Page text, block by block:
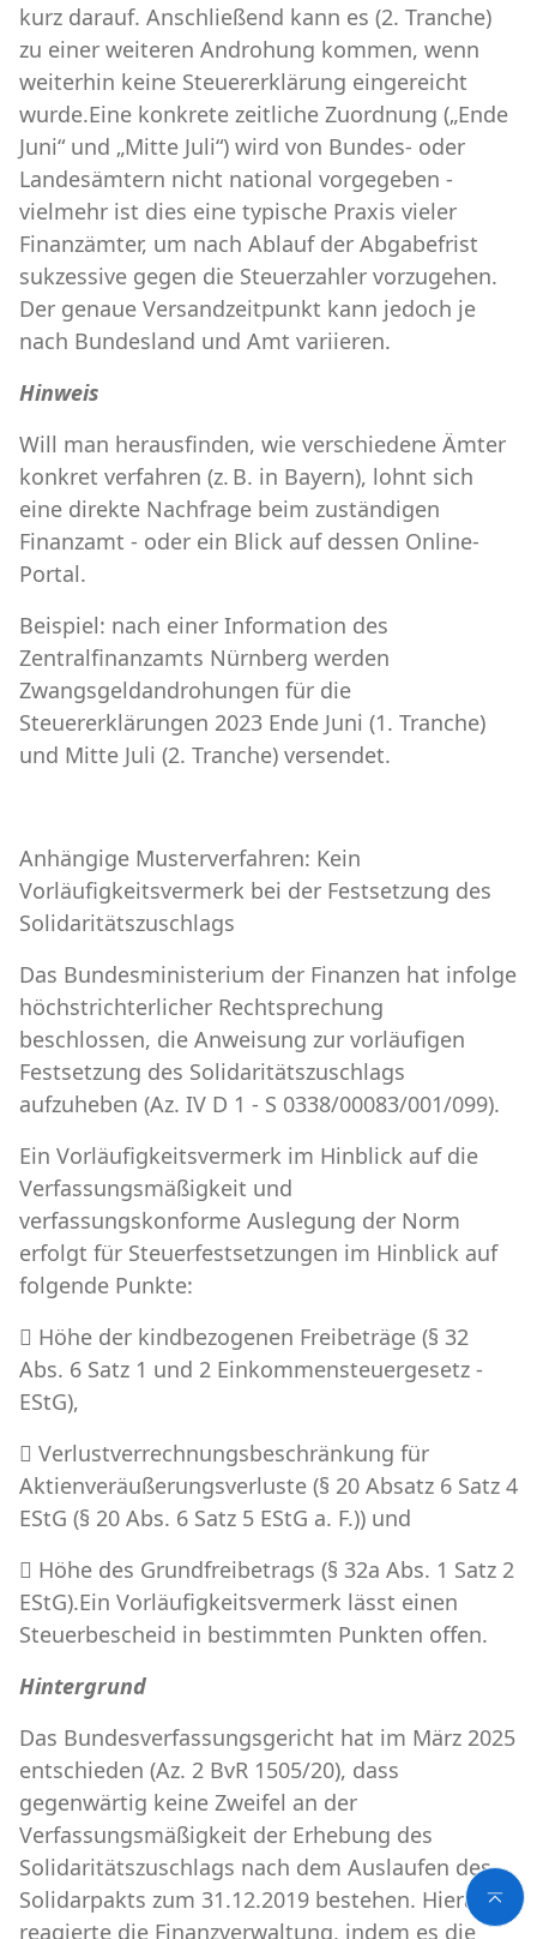
kurz darauf. Anschließend kann es (2. Tranche)
zu einer weiteren Androhung kommen, wenn
weiterhin keine Steuererklärung eingereicht
wurde.Eine konkrete zeitliche Zuordnung („Ende
Juni“ und „Mitte Juli“) wird von Bundes- oder
Landesämtern nicht national vorgegeben -
vielmehr ist dies eine typische Praxis vieler
Finanzämter, um nach Ablauf der Abgabefrist
sukzessive gegen die Steuerzahler vorzugehen.
Der genaue Versandzeitpunkt kann jedoch je
nach Bundesland und Amt variieren.
Hinweis
Will man herausfinden, wie verschiedene Ämter
konkret verfahren (z. B. in Bayern), lohnt sich
eine direkte Nachfrage beim zuständigen
Finanzamt - oder ein Blick auf dessen Online-
Portal.
Beispiel: nach einer Information des
Zentralfinanzamts Nürnberg werden
Zwangsgeldandrohungen für die
Steuererklärungen 2023 Ende Juni (1. Tranche)
und Mitte Juli (2. Tranche) versendet.
Anhängige Musterverfahren: Kein
Vorläufigkeitsvermerk bei der Festsetzung des
Solidaritätszuschlags
Das Bundesministerium der Finanzen hat infolge
höchstrichterlicher Rechtsprechung
beschlossen, die Anweisung zur vorläufigen
Festsetzung des Solidaritätszuschlags
aufzuheben (Az. IV D 1 - S 0338/00083/001/099).
Ein Vorläufigkeitsvermerk im Hinblick auf die
Verfassungsmäßigkeit und
verfassungskonforme Auslegung der Norm
erfolgt für Steuerfestsetzungen im Hinblick auf
folgende Punkte:
 Höhe der kindbezogenen Freibeträge (§ 32
Abs. 6 Satz 1 und 2 Einkommensteuergesetz -
EStG),
 Verlustverrechnungsbeschränkung für
Aktienveräußerungsverluste (§ 20 Absatz 6 Satz 4
EStG (§ 20 Abs. 6 Satz 5 EStG a. F.)) und
 Höhe des Grundfreibetrags (§ 32a Abs. 1 Satz 2
EStG).Ein Vorläufigkeitsvermerk lässt einen
Steuerbescheid in bestimmten Punkten offen.
Hintergrund
Das Bundesverfassungsgericht hat im März 2025
entschieden (Az. 2 BvR 1505/20), dass
gegenwärtig keine Zweifel an der
Verfassungsmäßigkeit der Erhebung des
Solidaritätszuschlags nach dem Auslaufen des
Solidarpakts zum 31.12.2019 bestehen. Hierauf
reagierte die Finanzverwaltung, indem es die